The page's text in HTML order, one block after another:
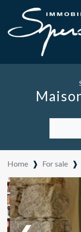
Home ❱ For sale ❱